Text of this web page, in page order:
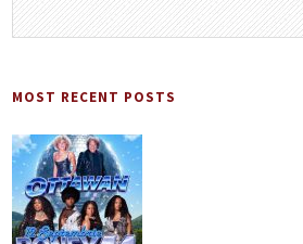
MOST RECENT POSTS